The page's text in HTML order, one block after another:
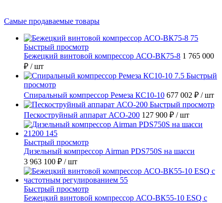
Самые продаваемые товары
Быстрый просмотр
Бежецкий винтовой компрессор АСО-ВК75-8 1 765 000
₽ / шт
Быстрый
просмотр
Спиральный компрессор Ремеза КС10-10 677 002 ₽ / шт
Быстрый просмотр
Пескоструйный аппарат АСО-200 127 900 ₽ / шт
Быстрый просмотр
Дизельный компрессор Airman PDS750S на шасси
3 963 100 ₽ / шт
Быстрый просмотр
Бежецкий винтовой компрессор АСО-ВК55-10 ESQ с